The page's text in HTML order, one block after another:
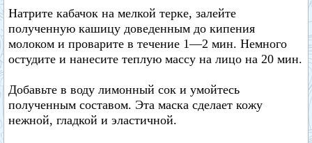
Натрите кабачок на мелкой терке, залейте
полученную кашицу доведенным до кипения
молоком и проварите в течение 1—2 мин. Немного
остудите и нанесите теплую массу на лицо на 20 мин.
Добавьте в воду лимонный сок и умойтесь
полученным составом. Эта маска сделает кожу
нежной, гладкой и эластичной.